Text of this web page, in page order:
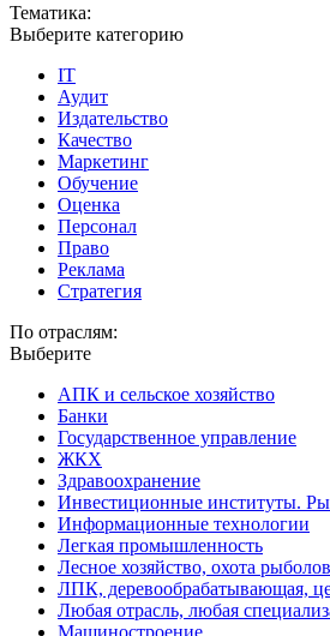
Тематика:
Выберите категорию
IT
Аудит
Издательство
Качество
Маркетинг
Обучение
Оценка
Персонал
Право
Реклама
Стратегия
По отраслям:
Выберите
АПК и сельское хозяйство
Банки
Государственное управление
ЖКХ
Здравоохранение
Инвестиционные институты.
Информационные технологии
Легкая промышленность
Лесное хозяйство, охота
ЛПК, деревообрабатывающая,
Любая отрасль, любая
Машиностроение